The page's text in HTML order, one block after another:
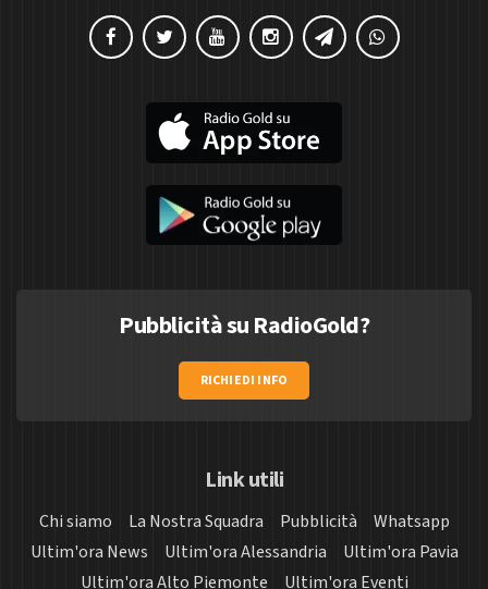
Pubblicità su RadioGold?
RICHIEDI INFO
Link utili
Chi siamo La Nostra Squadra Pubblicità
Whatsapp
Ultim'ora News
Ultim'ora Alessandria
Ultim'ora Pavia
Ultim'ora Alto Piemonte
Ultim'ora Eventi